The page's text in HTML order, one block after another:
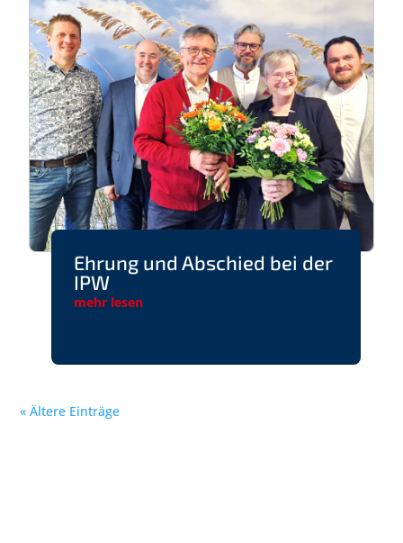
Ehrung und Abschied bei der
IPW
mehr lesen
« Ältere Einträge